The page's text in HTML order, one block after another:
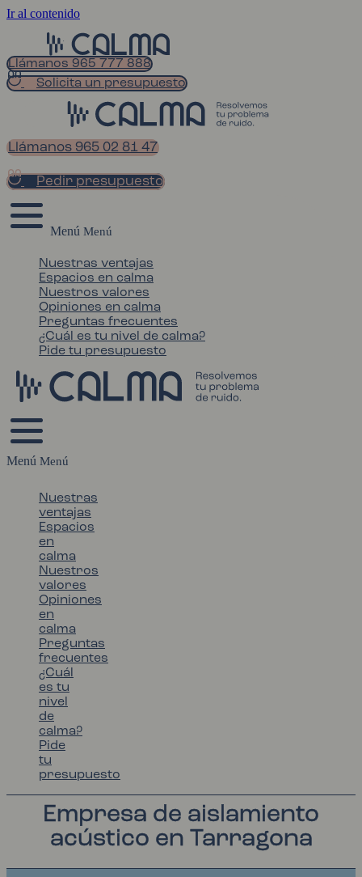
Ir al contenido
Llámanos 965 777 888
Solicita un presupuesto
Llámanos 965 02 81 47
Pedir presupuesto
Menú
Nuestras ventajas
Espacios en calma
Nuestros valores
Opiniones en calma
Preguntas frecuentes
¿Cuál es tu nivel de calma?
Pide tu presupuesto
Menú
Nuestras
ventajas
Espacios
en
calma
Nuestros
valores
Opiniones
en
calma
Preguntas
frecuentes
¿Cuál
es tu
nivel
de
calma?
Pide
tu
presupuesto
Empresa de aislamiento
acústico en Tarragona